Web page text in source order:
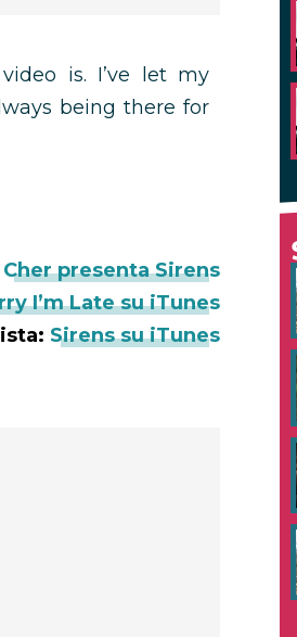
is. I’ve let my
being there for
Cher presenta Sirens
I’m Late su iTunes
Sirens su iTunes